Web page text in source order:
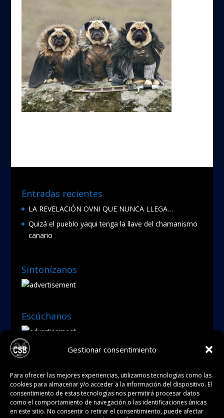
Gestionar consentimiento
Para ofrecer las mejores experiencias, utilizamos tecnologías como las
cookies para almacenar y/o acceder a la información del dispositivo. El
consentimiento de estas tecnologías nos permitirá procesar datos
como el comportamiento de navegación o las identificaciones únicas
en este sitio. No consentir o retirar el consentimiento, puede afectar
Entradas recientes
LA REVELACIÓN OVNI QUE NUNCA LLEGA…
Quizá el pueblo yaqui tenga la llave del chamanismo
canario
Sintonízanos
Escúchanos